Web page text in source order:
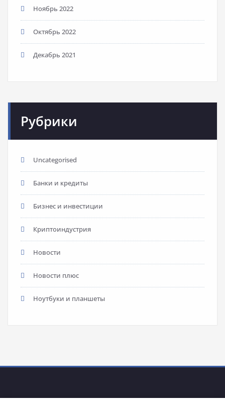
Ноябрь 2022
Октябрь 2022
Декабрь 2021
Рубрики
Uncategorised
Банки и кредиты
Бизнес и инвестиции
Криптоиндустрия
Новости
Новости плюс
Ноутбуки и планшеты